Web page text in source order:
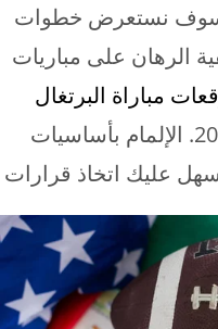
سوف نستعرض خطوات
الرهان على مباريات
مباراة البرتغال
في كأس العالم 2026. الإلمام بأساسيات